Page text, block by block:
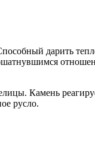
дарить
Камень
русло.